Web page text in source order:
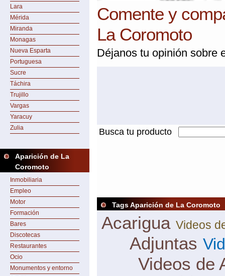
Lara
Mérida
Miranda
Monagas
Nueva Esparta
Portuguesa
Sucre
Táchira
Trujillo
Vargas
Yaracuy
Zulia
Aparición de La
Coromoto
Inmobiliaria
Empleo
Motor
Formación
Bares
Discotecas
Restaurantes
Ocio
Monumentos y entorno
Comente y
La Coromoto
Déjanos tu opinión sobre
Busca tu producto
Tags Aparición de La Coromoto
Acarigua Videos
Adjuntas
Videos de